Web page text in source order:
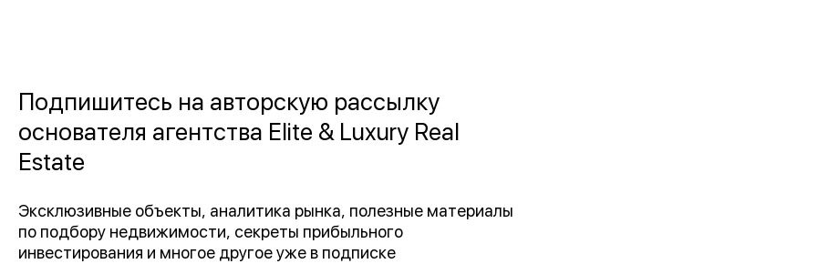
Подпишитесь на авторскую рассылку
основателя агентства Elite & Luxury Real
Estate
Эксклюзивные объекты, аналитика рынка, полезные материалы
по подбору недвижимости, секреты прибыльного
инвестирования и многое другое уже в подписке